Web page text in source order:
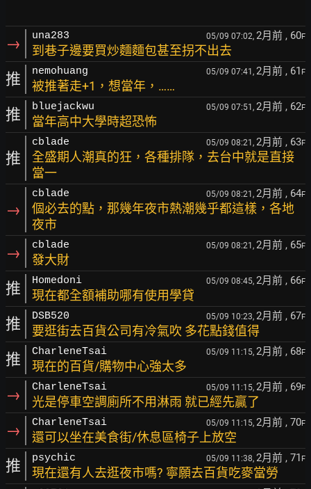
→ una283 05/09 07:02, 2月前 , 60F
到巷子邊要買炒麵麵包甚至拐不出去
推 nemohuang 05/09 07:41, 2月前 , 61 F
被推著走+1，想當年，……
推 bluejackwu 05/09 07:51, 2月前 , 62F
當年高中大學時超恐怖
推
cblade 05/09 08:21, 2月前 , 63F
全盛期人潮真的狂，各種排隊，去台中就是直接
當一
→
cblade 05/09 08:21, 2月前 , 64F
個必去的點，那幾年夜市熱潮幾乎都這樣，各地
夜市
→ cblade 05/09 08:21, 2月前 , 65F
發大財
推 Homedoni 05/09 08:45, 2月前 , 66F
現在都全額補助哪有使用學貸
推 DSB520 05/09 10:23, 2月前 , 67F
要逛街去百貨公司有冷氣吹 多花點錢值得
推 CharleneTsai 05/09 11:15, 2月前 , 68F
現在的百貨/購物中心強太多
→ CharleneTsai 05/09 11:15, 2月前 , 69F
光是停車空調廁所不用淋雨 就已經先贏了
→ CharleneTsai 05/09 11:15, 2月前 , 70F
還可以坐在美食街/休息區椅子上放空
推 psychic 05/09 11:38, 2月前 , 71 F
現在還有人去逛夜市嗎? 寧願去百貨吃麥當勞